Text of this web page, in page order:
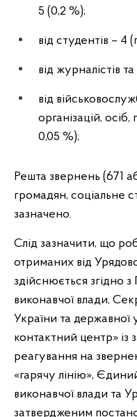
5 (0,2 %);
від студентів – 4
від журналістів
від
організацій,
0,05 %);
Решта звернень (671
громадян, соціальне
зазначено.
Слід зазначити, що
отриманих від
здійснюється згідно
виконавчої влади,
України та державної
контактний центр» із
реагування на
«гарячу лінію»,
виконавчої влади та
затвердженим